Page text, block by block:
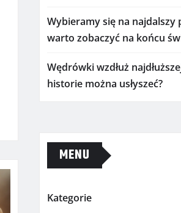
Wybieramy się na najdalszy
warto zobaczyć na końcu
Wędrówki wzdłuż
historie można usłyszeć?
MENU
Kategorie